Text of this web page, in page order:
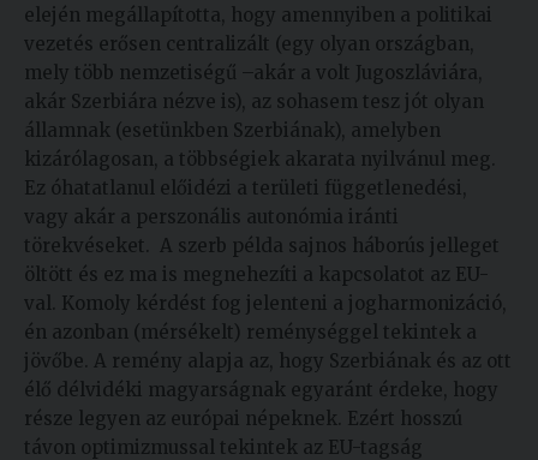
elején megállapította, hogy amennyiben a politikai
vezetés erősen centralizált (egy olyan országban,
mely több nemzetiségű –akár a volt Jugoszláviára,
akár Szerbiára nézve is), az sohasem tesz jót olyan
államnak (esetünkben Szerbiának), amelyben
kizárólagosan, a többségiek akarata nyilvánul meg.
Ez óhatatlanul előidézi a területi függetlenedési,
vagy akár a perszonális autonómia iránti
törekvéseket.
A szerb példa sajnos háborús jelleget
öltött és ez ma is megnehezíti a kapcsolatot az EU-
val. Komoly kérdést fog jelenteni a jogharmonizáció,
én azonban (mérsékelt) reménységgel tekintek a
jövőbe. A remény alapja az, hogy Szerbiának és az ott
élő délvidéki magyarságnak egyaránt érdeke, hogy
része legyen az európai népeknek. Ezért hosszú
távon optimizmussal tekintek az EU-tagság